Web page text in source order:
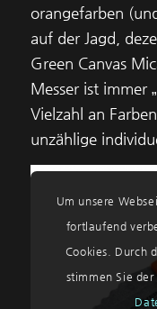
orangefarben
auf der Jagd,
Green Canvas
Messer ist immer
Vielzahl an
unzählige
Um unsere
fortlaufend
Cookies. Durch
stimmen Sie